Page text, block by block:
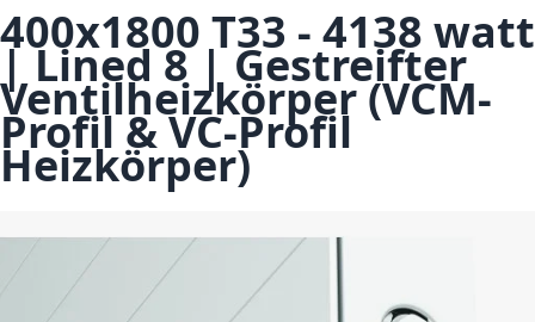
400x1800 T33 - 4138 watt
| Lined 8 | Gestreifter
Ventilheizkörper (VCM-
Profil & VC-Profil
Heizkörper)